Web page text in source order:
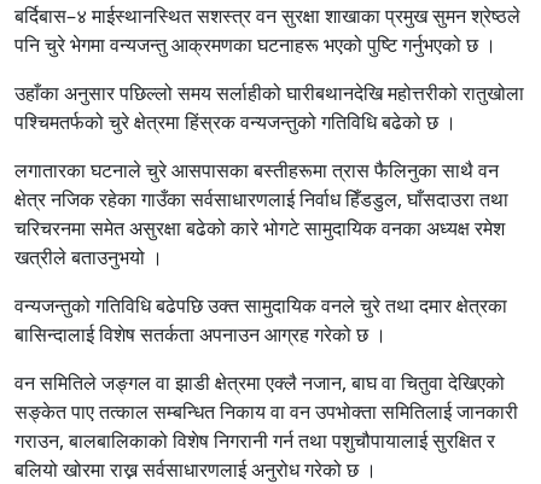
बर्दिबास–४ माईस्थानस्थित सशस्त्र वन सुरक्षा शाखाका प्रमुख सुमन श्रेष्ठले
पनि चुरे भेगमा वन्यजन्तु आक्रमणका घटनाहरू भएको पुष्टि गर्नुभएको छ ।
उहाँका अनुसार पछिल्लो समय सर्लाहीको घारीबथानदेखि महोत्तरीको रातुखोला
पश्चिमतर्फको चुरे क्षेत्रमा हिंस्रक वन्यजन्तुको गतिविधि बढेको छ ।
लगातारका घटनाले चुरे आसपासका बस्तीहरूमा त्रास फैलिनुका साथै वन
क्षेत्र नजिक रहेका गाउँका सर्वसाधारणलाई निर्वाध हिँडडुल, घाँसदाउरा तथा
चरिचरनमा समेत असुरक्षा बढेको कारे भोगटे सामुदायिक वनका अध्यक्ष रमेश
खत्रीले बताउनुभयो ।
वन्यजन्तुको गतिविधि बढेपछि उक्त सामुदायिक वनले चुरे तथा दमार क्षेत्रका
बासिन्दालाई विशेष सतर्कता अपनाउन आग्रह गरेको छ ।
वन समितिले जङ्गल वा झाडी क्षेत्रमा एक्लै नजान, बाघ वा चितुवा देखिएको
सङ्केत पाए तत्काल सम्बन्धित निकाय वा वन उपभोक्ता समितिलाई जानकारी
गराउन, बालबालिकाको विशेष निगरानी गर्न तथा पशुचौपायालाई सुरक्षित र
बलियो खोरमा राख्न सर्वसाधारणलाई अनुरोध गरेको छ ।